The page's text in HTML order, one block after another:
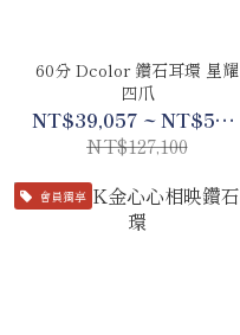
60分 Dcolor 鑽石耳環 星耀
四爪
NT$39,057 ~ NT$59,737
NT$127,100
會員獨享